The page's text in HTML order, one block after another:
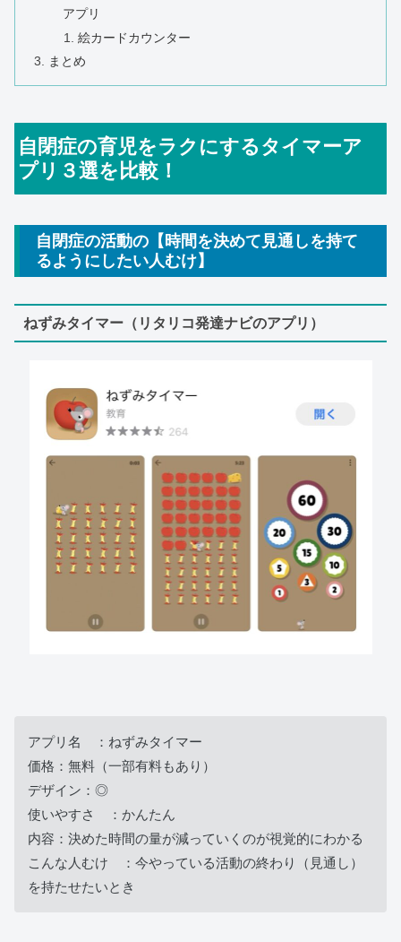
アプリ
絵カードカウンター
まとめ
自閉症の育児をラクにするタイマーア
プリ３選を比較！
自閉症の活動の【時間を決めて見通しを持て
るようにしたい人むけ】
ねずみタイマー（リタリコ発達ナビのアプリ）
アプリ名 ：ねずみタイマー
価格：無料（一部有料もあり）
デザイン：◎
使いやすさ ：かんたん
内容：決めた時間の量が減っていくのが視覚的にわかる
こんな人むけ ：今やっている活動の終わり（見通し）
を持たせたいとき